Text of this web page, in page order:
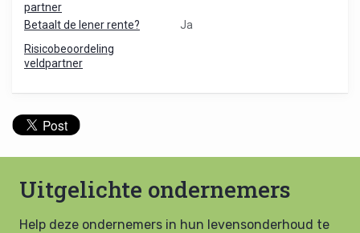
partner
Betaalt de lener rente?
Ja
Risicobeoordeling
veldpartner
Uitgelichte ondernemers
Help deze ondernemers in hun levensonderhoud te